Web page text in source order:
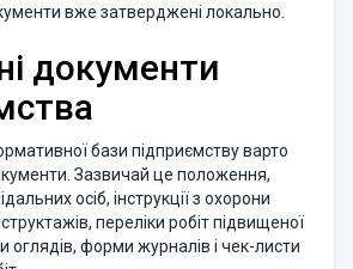
вже затверджені локально.
документи
бази підприємству варто
Зазвичай це положення,
осіб, інструкції з охорони
переліки робіт підвищеної
оглядів, форми журналів і чек-листи